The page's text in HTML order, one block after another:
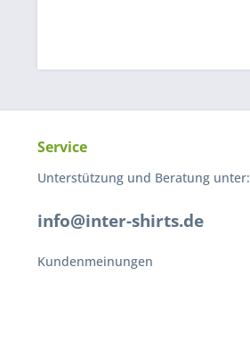
Service
Unterstützung und Beratung unter:
info@inter-shirts.de
Kundenmeinungen